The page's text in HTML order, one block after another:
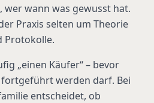
wann was gewusst hat.
Praxis selten um Theorie
Protokolle.
„einen Käufer“ – bevor
werden darf. Bei
entscheidet, ob